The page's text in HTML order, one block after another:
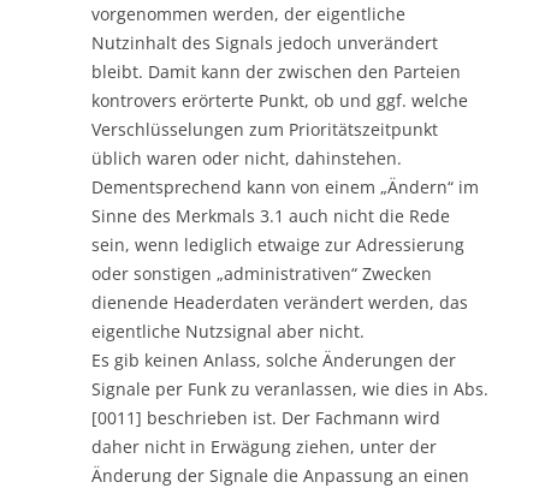
vorgenommen werden, der eigentliche
Nutzinhalt des Signals jedoch unverändert
bleibt. Damit kann der zwischen den Parteien
kontrovers erörterte Punkt, ob und ggf. welche
Verschlüsselungen zum Prioritätszeitpunkt
üblich waren oder nicht, dahinstehen.
Dementsprechend kann von einem „Ändern“ im
Sinne des Merkmals 3.1 auch nicht die Rede
sein, wenn lediglich etwaige zur Adressierung
oder sonstigen „administrativen“ Zwecken
dienende Headerdaten verändert werden, das
eigentliche Nutzsignal aber nicht.
Es gib keinen Anlass, solche Änderungen der
Signale per Funk zu veranlassen, wie dies in Abs.
[0011] beschrieben ist. Der Fachmann wird
daher nicht in Erwägung ziehen, unter der
Änderung der Signale die Anpassung an einen